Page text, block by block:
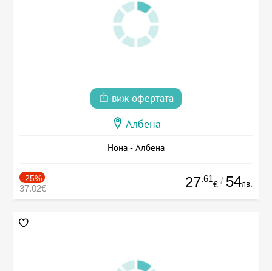
виж офертата
Албена
Нона - Албена
-25%
37.02€ 27.61
€ / 54лв.